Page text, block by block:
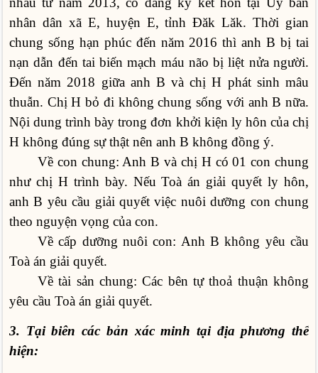
nhân dân xã E, huyện E, tỉnh Đăk Lăk. Thời gian
chung sống hạn phúc đến năm 2016 thì anh B bị tai
nạn dẫn đến tai biến mạch máu não bị liệt nửa người.
Đến năm 2018 giữa anh B và chị H phát sinh mâu
thuẫn. Chị H bỏ đi không chung sống với anh B nữa.
Nội dung trình bày trong đơn khởi kiện ly hôn của chị
H không đúng sự thật nên anh B không đồng ý.
Về con chung: Anh B và chị H có 01 con chung
như chị H trình bày. Nếu Toà án giải quyết ly hôn,
anh B yêu cầu giải quyết việc nuôi dưỡng con chung
theo nguyện vọng của con.
Về cấp dưỡng nuôi con: Anh B không yêu cầu
Toà án giải quyết.
Về tài sản chung: Các bên tự thoả thuận không
yêu cầu Toà án giải quyết.
3. Tại biên các bản xác minh tại địa phương thể
hiện: